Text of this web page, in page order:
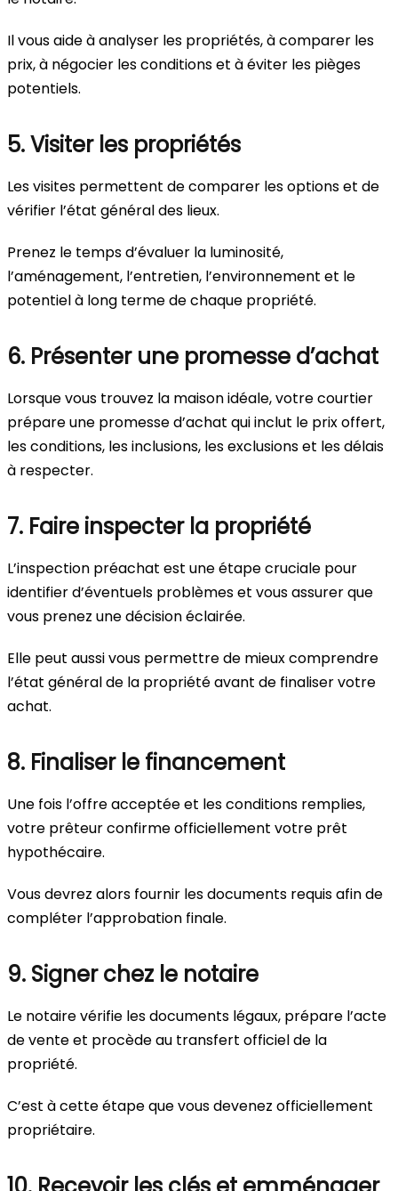
Il vous aide à analyser les propriétés, à comparer les
prix, à négocier les conditions et à éviter les pièges
potentiels.
5. Visiter les propriétés
Les visites permettent de comparer les options et de
vérifier l’état général des lieux.
Prenez le temps d’évaluer la luminosité,
l’aménagement, l’entretien, l’environnement et le
potentiel à long terme de chaque propriété.
6. Présenter une promesse d’achat
Lorsque vous trouvez la maison idéale, votre courtier
prépare une promesse d’achat qui inclut le prix offert,
les conditions, les inclusions, les exclusions et les délais
à respecter.
7. Faire inspecter la propriété
L’inspection préachat est une étape cruciale pour
identifier d’éventuels problèmes et vous assurer que
vous prenez une décision éclairée.
Elle peut aussi vous permettre de mieux comprendre
l’état général de la propriété avant de finaliser votre
achat.
8. Finaliser le financement
Une fois l’offre acceptée et les conditions remplies,
votre prêteur confirme officiellement votre prêt
hypothécaire.
Vous devrez alors fournir les documents requis afin de
compléter l’approbation finale.
9. Signer chez le notaire
Le notaire vérifie les documents légaux, prépare l’acte
de vente et procède au transfert officiel de la
propriété.
C’est à cette étape que vous devenez officiellement
propriétaire.